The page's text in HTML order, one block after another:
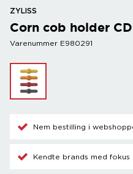
ZYLISS
Corn cob holder
Varenummer E980291
Nem bestilling i
Kendte brands med